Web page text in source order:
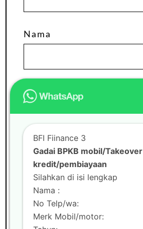
Nama
Situs Web
BFI Fiinance 3
Gadai BPKB mobil/Takeover
kredit/pembiayaan
Silahkan di isi lengkap
Nama :
No Telp/wa:
Merk Mobil/motor: